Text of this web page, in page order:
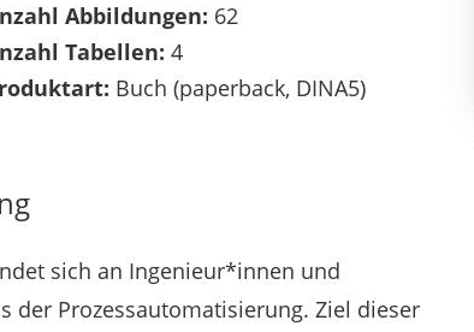
Abbildungen: 62
Tabellen: 4
Buch (paperback, DINA5)
sich an Ingenieur*innen und
der Prozessautomatisierung. Ziel dieser